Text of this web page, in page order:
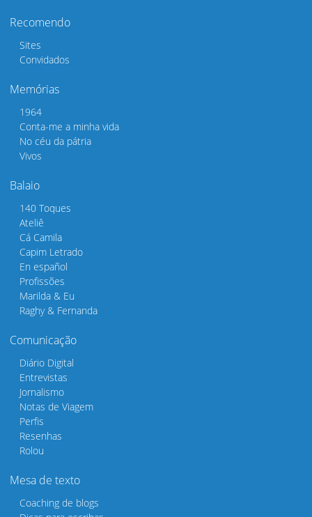
Recomendo
Sites
Convidados
Memórias
1964
Conta-me a minha vida
No céu da pátria
Vivos
Balaio
140 Toques
Ateliê
Cá Camila
Capim Letrado
En español
Profissões
Marilda & Eu
Raghy & Fernanda
Comunicação
Diário Digital
Entrevistas
Jornalismo
Notas de Viagem
Perfis
Resenhas
Rolou
Mesa de texto
Coaching de blogs